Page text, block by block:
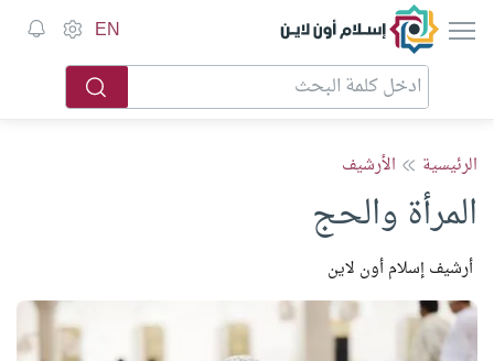
إسلام أون لاين EN
الرئيسية الأرشيف
المرأة والحج
أرشيف إسلام أون لاين